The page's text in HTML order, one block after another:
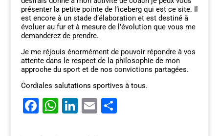
présenter la petite pointe de l’iceberg qui est ce site. Il
est encore à un stade d’élaboration et est destiné à
évoluer au fur et à mesure de l’évolution que vous me
demanderez de prendre.
Je me réjouis énormément de pouvoir répondre à vos
attente dans le respect de la philosophie de mon
approche du sport et de nos convictions partagées.
Cordiales salutations sportives à tous.
F W Li E P